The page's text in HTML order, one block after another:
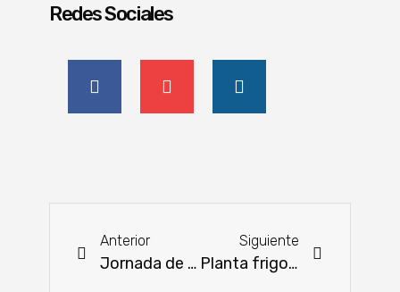
Redes Sociales
Anterior
Jornada de Educación Ambiental a estudiantes de Fernando de la Mora
Siguiente
Planta frigorífica en Belén se destaca en las prácticas de ganadería sostenible